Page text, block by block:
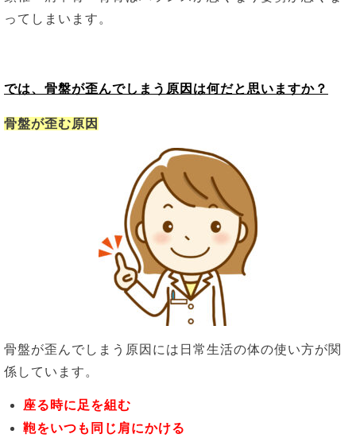
ってしまいます。
では、骨盤が歪んでしまう原因は何だと思いますか？
骨盤が歪む原因
骨盤が歪んでしまう原因には日常生活の体の使い方が関
係しています。
座る時に足を組む
鞄をいつも同じ肩にかける